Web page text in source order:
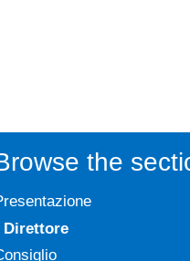
the
Direttore